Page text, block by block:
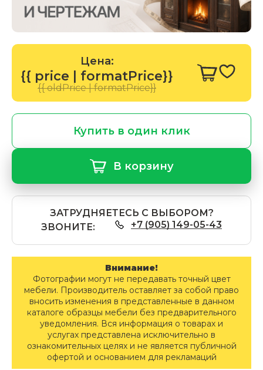
Цена:
{{ price | formatPrice}}
{{ oldPrice | formatPrice}}
Купить в один клик
В корзину
ЗАТРУДНЯЕТЕСЬ С ВЫБОРОМ?
ЗВОНИТЕ:
+7 (905) 149-05-43
Внимание!
Фотографии могут не передавать точный цвет
мебели. Производитель оставляет за собой право
вносить изменения в представленные в данном
каталоге образцы мебели без предварительного
уведомления. Вся информация о товарах и
услугах представлена исключительно в
ознакомительных целях и не является публичной
офертой и основанием для рекламаций